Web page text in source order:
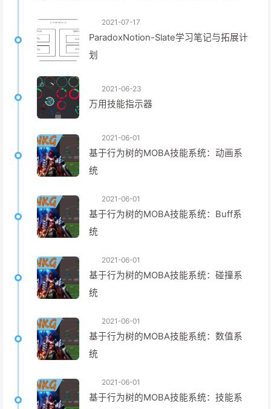
2021-07-17
ParadoxNotion-Slate学习笔记与拓展计
划
2021-06-23
万用技能指示器
2021-06-01
基于行为树的MOBA技能系统：动画系
统
2021-06-01
基于行为树的MOBA技能系统：Buff系
统
2021-06-01
基于行为树的MOBA技能系统：碰撞系
统
2021-06-01
基于行为树的MOBA技能系统：数值系
统
2021-06-01
基于行为树的MOBA技能系统：技能系